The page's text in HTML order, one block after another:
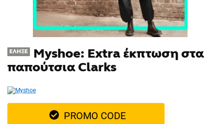
ΈΛΗΞΕ
Myshoe: Extra έκπτωση στα
παπούτσια Clarks
PROMO CODE